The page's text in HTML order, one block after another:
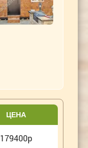
ЦЕНА
179400р